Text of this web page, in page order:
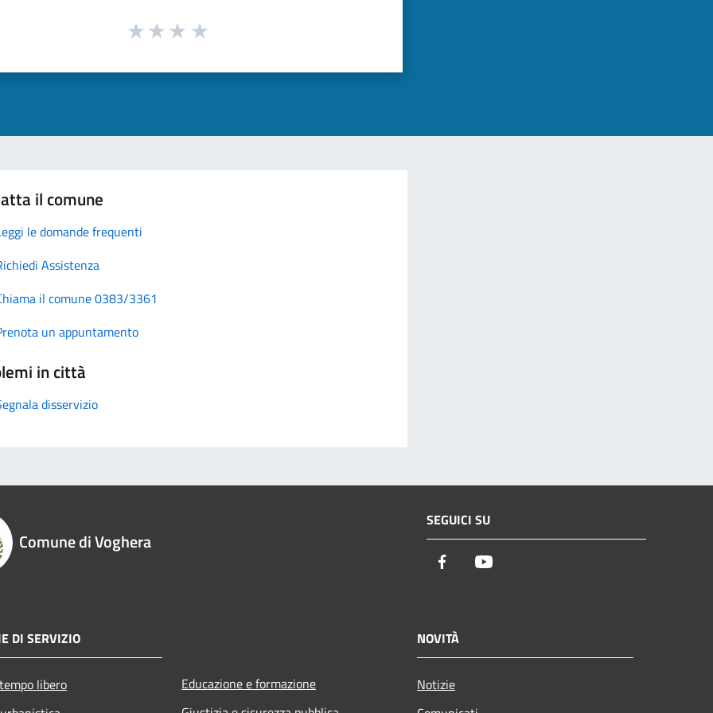
il comune
le domande frequenti
Assistenza
il comune 0383/3361
un appuntamento
in città
disservizio
Comune di Voghera
SEGUICI SU
Facebook
DI SERVIZIO
libero
Educazione e formazione
NOVITÀ
Notizie